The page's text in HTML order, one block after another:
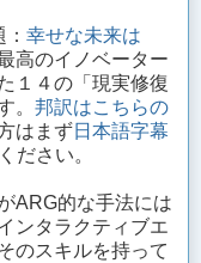
幸せな未来は
高のイノベーター
１４の「現実修復
。 邦訳はこちらの
はまず日本語字幕
ださい。
ARG的な手法には
ンタラクティブエ
のスキルを持って